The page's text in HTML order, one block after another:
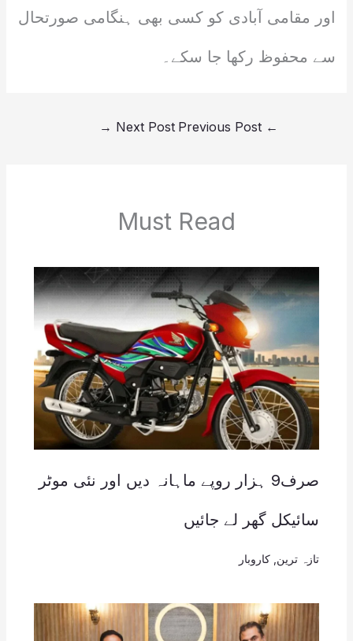
اور مقامی آبادی کو کسی بھی ہنگامی صورتحال
سے محفوظ رکھا جا سکے۔
←
Next Post
→
Must Read
صرف9 ہزار روپے ماہانہ دیں اور نئی موٹر
سائیکل گھر لے جائیں
تازہ ترین کاروبار